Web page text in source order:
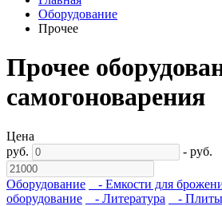
Оборудование
Прочее
Прочее
самогоноварения
Цена
руб.
- руб.
Оборудование - Емкости для
оборудование
- Литература - Плиты